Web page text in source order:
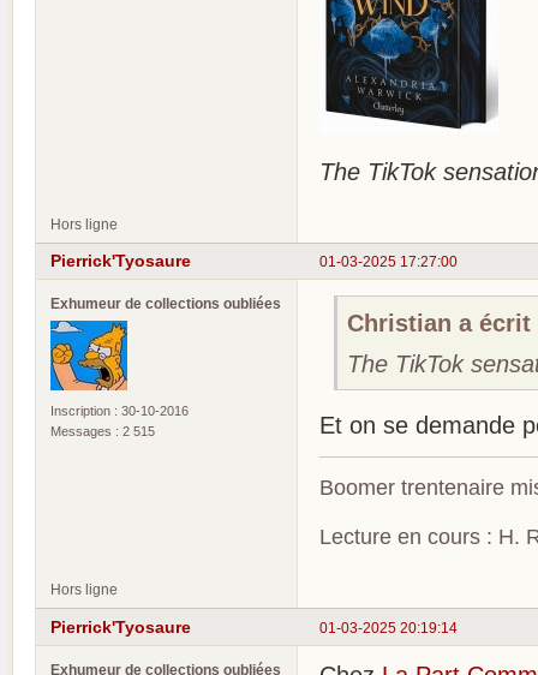
The TikTok
Hors ligne
01-03-2025 17:27:00
Pierrick'Tyosaure
Exhumeur de collections oubliées
Inscription : 30-10-2016
Messages : 2 515
Christian a écrit
The TikTok
Et on se demande
Boomer trentenaire
Lecture en cours : H.
Hors ligne
01-03-2025 20:19:14
Pierrick'Tyosaure
Exhumeur de collections oubliées